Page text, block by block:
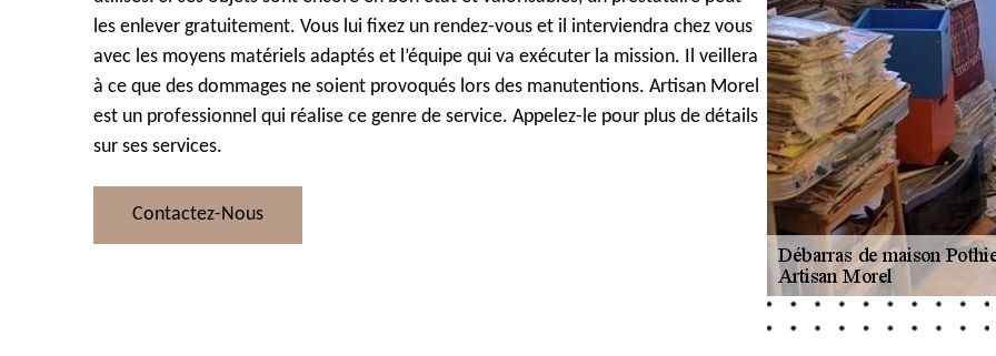
les enlever gratuitement. Vous lui fixez un rendez-vous et il interviendra chez vous
avec les moyens matériels adaptés et l’équipe qui va exécuter la mission. Il veillera
à ce que des dommages ne soient provoqués lors des manutentions. Artisan Morel
est un professionnel qui réalise ce genre de service. Appelez-le pour plus de détails
sur ses services.
Contactez-Nous